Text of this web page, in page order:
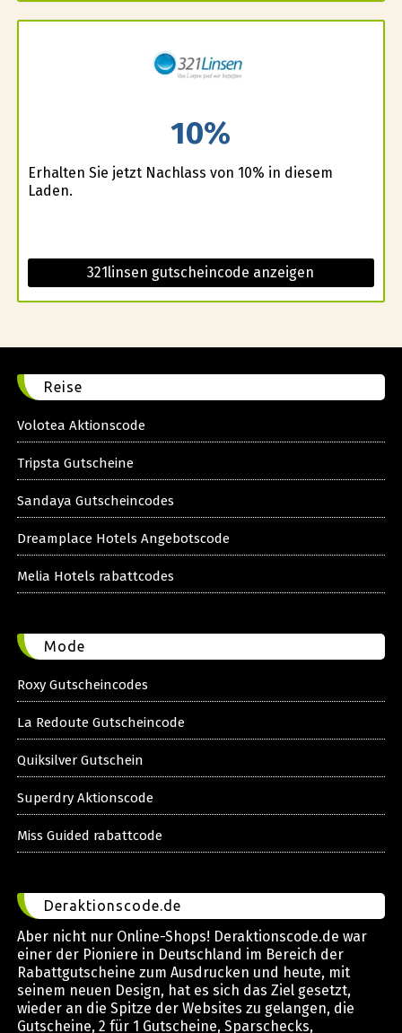
10%
Erhalten Sie jetzt Nachlass von 10% in diesem
Laden.
321linsen gutscheincode anzeigen
Reise
Volotea Aktionscode
Tripsta Gutscheine
Sandaya Gutscheincodes
Dreamplace Hotels Angebotscode
Melia Hotels rabattcodes
Mode
Roxy Gutscheincodes
La Redoute Gutscheincode
Quiksilver Gutschein
Superdry Aktionscode
Miss Guided rabattcode
Deraktionscode.de
Aber nicht nur Online-Shops! Deraktionscode.de war
einer der Pioniere in Deutschland im Bereich der
Rabattgutscheine zum Ausdrucken und heute, mit
seinem neuen Design, hat es sich das Ziel gesetzt,
wieder an die Spitze der Websites zu gelangen, die
Gutscheine, 2 für 1 Gutscheine, Sparschecks,